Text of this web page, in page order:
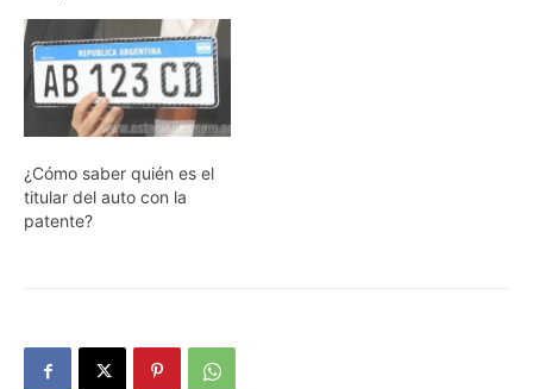
¿Cómo saber quién es el
titular del auto con la
patente?